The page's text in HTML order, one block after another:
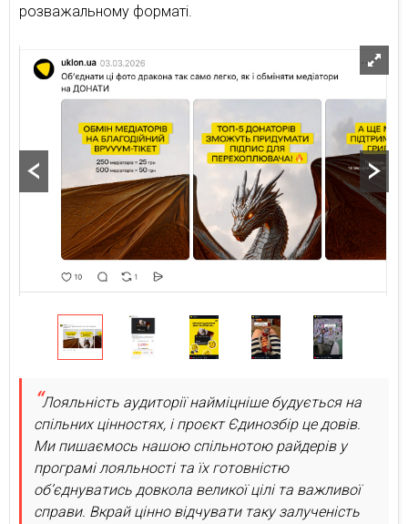
розважальному форматі.
Лояльність аудиторії найміцніше будується на
спільних цінностях, і проєкт Єдинозбір це довів.
Ми пишаємось нашою спільнотою райдерів у
програмі лояльності та їх готовністю
обʼєднуватись довкола великої цілі та важливої
справи. Вкрай цінно відчувати таку залученість